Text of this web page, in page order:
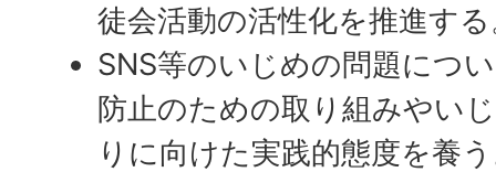
徒会活動の活性化を推進す
SNS等のいじめの問題につ
防止のための取り組みやい
りに向けた実践的態度を養